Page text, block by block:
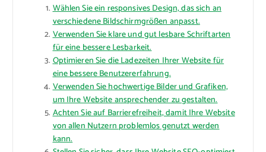
Wählen Sie ein responsives Design, das sich an
verschiedene Bildschirmgrößen anpasst.
Verwenden Sie klare und gut lesbare Schriftarten
für eine bessere Lesbarkeit.
Optimieren Sie die Ladezeiten Ihrer Website für
eine bessere Benutzererfahrung.
Verwenden Sie hochwertige Bilder und Grafiken,
um Ihre Website ansprechender zu gestalten.
Achten Sie auf Barrierefreiheit, damit Ihre Website
von allen Nutzern problemlos genutzt werden
kann.